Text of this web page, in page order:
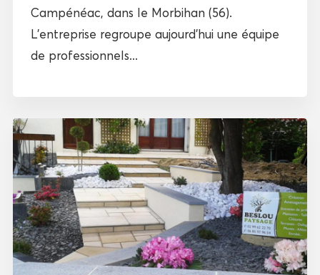
Campénéac, dans le Morbihan (56).
L’entreprise regroupe aujourd’hui une équipe
de professionnels...